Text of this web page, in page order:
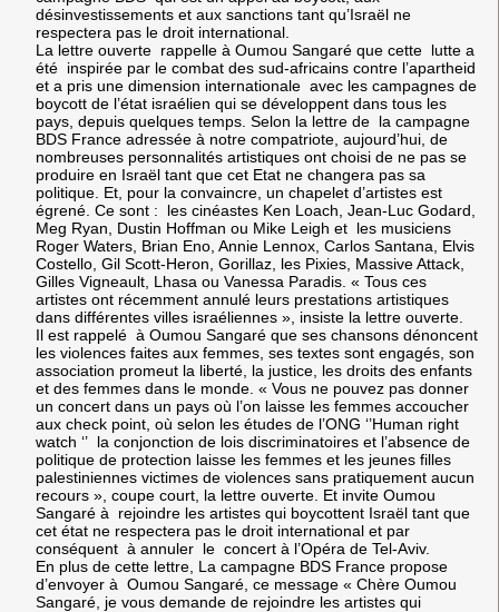
désinvestissements et aux sanctions tant qu’Israël ne
respectera pas le droit international.
La lettre ouverte rappelle à Oumou Sangaré que cette lutte a
été inspirée par le combat des sud-africains contre l’apartheid
et a pris une dimension internationale avec les campagnes de
boycott de l’état israélien qui se développent dans tous les
pays, depuis quelques temps. Selon la lettre de la campagne
BDS France adressée à notre compatriote, aujourd’hui, de
nombreuses personnalités artistiques ont choisi de ne pas se
produire en Israël tant que cet Etat ne changera pas sa
politique. Et, pour la convaincre, un chapelet d’artistes est
égrené. Ce sont : les cinéastes Ken Loach, Jean-Luc Godard,
Meg Ryan, Dustin Hoffman ou Mike Leigh et les musiciens
Roger Waters, Brian Eno, Annie Lennox, Carlos Santana, Elvis
Costello, Gil Scott-Heron, Gorillaz, les Pixies, Massive Attack,
Gilles Vigneault, Lhasa ou Vanessa Paradis. « Tous ces
artistes ont récemment annulé leurs prestations artistiques
dans différentes villes israéliennes », insiste la lettre ouverte.
Il est rappelé à Oumou Sangaré que ses chansons dénoncent
les violences faites aux femmes, ses textes sont engagés, son
association promeut la liberté, la justice, les droits des enfants
et des femmes dans le monde. « Vous ne pouvez pas donner
un concert dans un pays où l’on laisse les femmes accoucher
aux check point, où selon les études de l’ONG ‘’Human right
watch ‘’ la conjonction de lois discriminatoires et l’absence de
politique de protection laisse les femmes et les jeunes filles
palestiniennes victimes de violences sans pratiquement aucun
recours », coupe court, la lettre ouverte. Et invite Oumou
Sangaré à rejoindre les artistes qui boycottent Israël tant que
cet état ne respectera pas le droit international et par
conséquent à annuler le concert à l’Opéra de Tel-Aviv.
En plus de cette lettre, La campagne BDS France propose
d’envoyer à Oumou Sangaré, ce message « Chère Oumou
Sangaré, je vous demande de rejoindre les artistes qui